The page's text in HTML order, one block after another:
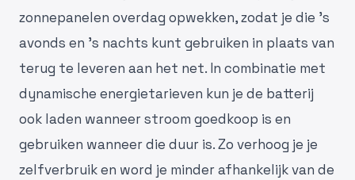
zonnepanelen overdag opwekken, zodat je die 's
avonds en 's nachts kunt gebruiken in plaats van
terug te leveren aan het net. In combinatie met
dynamische energietarieven kun je de batterij
ook laden wanneer stroom goedkoop is en
gebruiken wanneer die duur is. Zo verhoog je je
zelfverbruik en word je minder afhankelijk van de